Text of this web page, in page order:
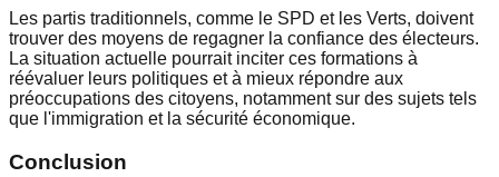
Les partis traditionnels, comme le SPD et les Verts, doivent
trouver des moyens de regagner la confiance des électeurs.
La situation actuelle pourrait inciter ces formations à
réévaluer leurs politiques et à mieux répondre aux
préoccupations des citoyens, notamment sur des sujets tels
que l'immigration et la sécurité économique.
Conclusion